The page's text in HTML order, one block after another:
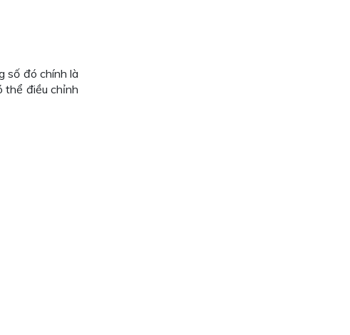
số đó chính là
thể điều chỉnh